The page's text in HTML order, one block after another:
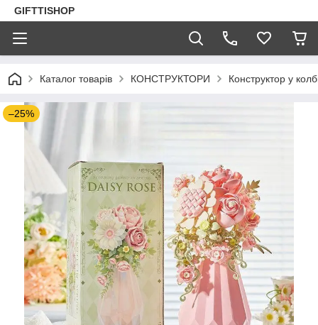
GIFTTISHOP
Каталог товарів КОНСТРУКТОРИ Конструктор у
–25%